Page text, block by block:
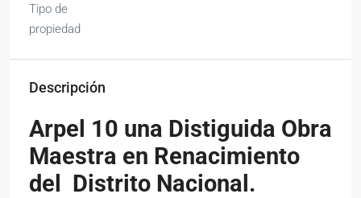
Tipo de
propiedad
Descripción
Arpel 10 una Distiguida Obra
Maestra en Renacimiento
del Distrito Nacional.